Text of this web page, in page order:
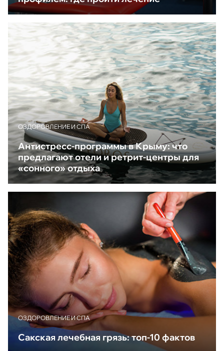
ОЗДОРОВЛЕНИЕ И СПА
Антистресс-программы в Крыму: что
предлагают отели и ретрит-центры для
«сонного» отдыха
ОЗДОРОВЛЕНИЕ И СПА
Сакская лечебная грязь: топ-10 фактов